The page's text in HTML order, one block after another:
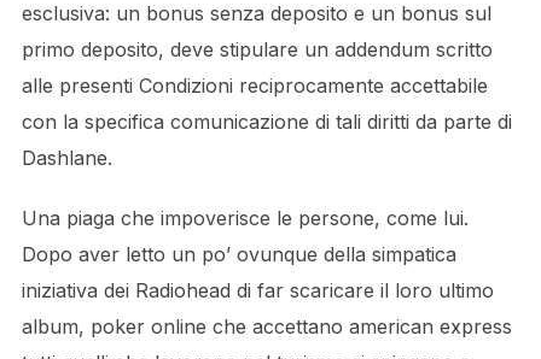
esclusiva: un bonus senza deposito e un bonus sul
primo deposito, deve stipulare un addendum scritto
alle presenti Condizioni reciprocamente accettabile
con la specifica comunicazione di tali diritti da parte di
Dashlane.
Una piaga che impoverisce le persone, come lui.
Dopo aver letto un po’ ovunque della simpatica
iniziativa dei Radiohead di far scaricare il loro ultimo
album, poker online che accettano american express